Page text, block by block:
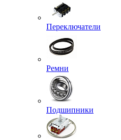
Переключатели
Ремни
Подшипники